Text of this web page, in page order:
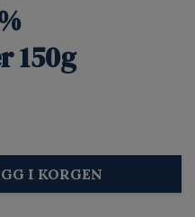
150g
I KORGEN